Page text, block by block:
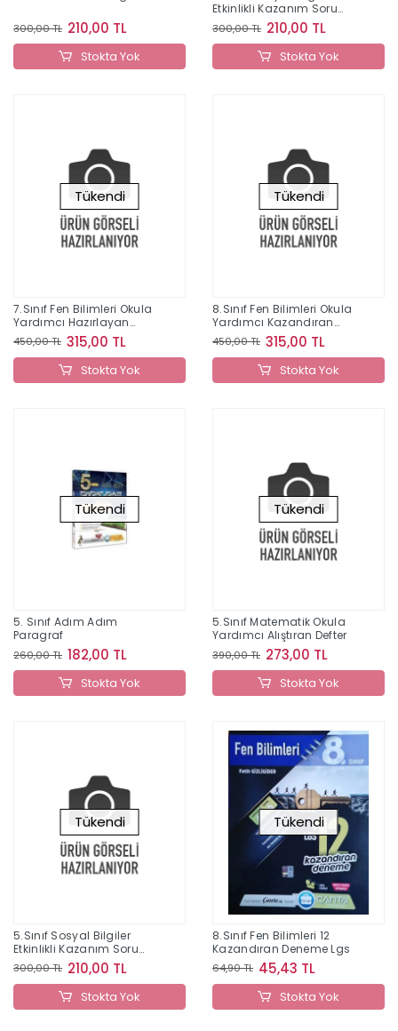
300,00 TL 210,00 TL
Stokta Yok
Etkinlikli Kazanım Soru
Bankası
300,00 TL 210,00 TL
Stokta Yok
Tükendi
7.Sınıf Fen Bilimleri Okula
Yardımcı Hazırlayan
Defter
450,00 TL 315,00 TL
Stokta Yok
Tükendi
8.Sınıf Fen Bilimleri Okula
Yardımcı Kazandıran
Defter 2022
450,00 TL 315,00 TL
Stokta Yok
Tükendi
5. Sınıf Adım Adım
Paragraf
260,00 TL 182,00 TL
Stokta Yok
Tükendi
5.Sınıf Matematik Okula
Yardımcı Alıştıran Defter
390,00 TL 273,00 TL
Stokta Yok
Tükendi
5.Sınıf Sosyal Bilgiler
Etkinlikli Kazanım Soru
Bankası
300,00 TL 210,00 TL
Stokta Yok
Tükendi
8.Sınıf Fen Bilimleri 12
Kazandıran Deneme Lgs
64,90 TL 45,43 TL
Stokta Yok